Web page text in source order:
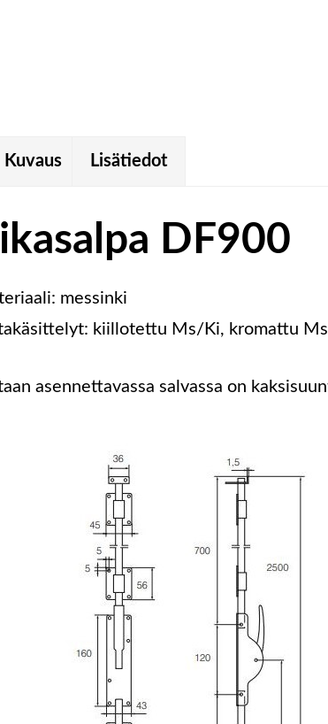
Kuvaus Lisätiedot
DF900
messinki
kiillotettu Ms/Ki, kromattu
asennettavassa salvassa on